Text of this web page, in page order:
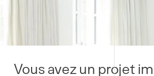
Vous avez un projet